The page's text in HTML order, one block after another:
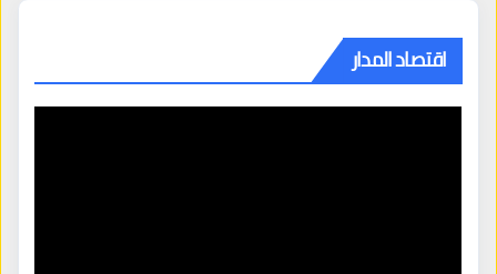
اقتصاد المدار